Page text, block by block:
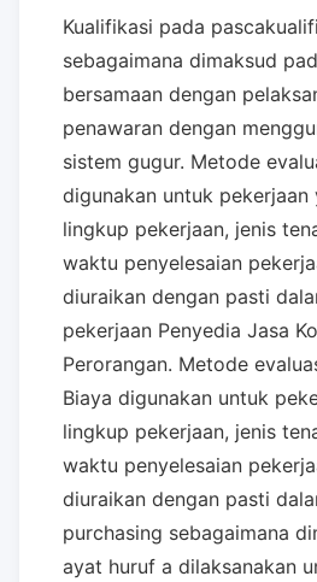
Kualifikasi pada
sebagaimana dimaksud
bersamaan dengan
penawaran dengan
sistem gugur. Metode
digunakan untuk pekerjaan
lingkup pekerjaan, jenis
waktu penyelesaian
diuraikan dengan pasti
pekerjaan Penyedia Jasa
Perorangan. Metode
Biaya digunakan untuk
lingkup pekerjaan, jenis
waktu penyelesaian
diuraikan dengan pasti
purchasing sebagaimana
ayat huruf a dilaksanakan